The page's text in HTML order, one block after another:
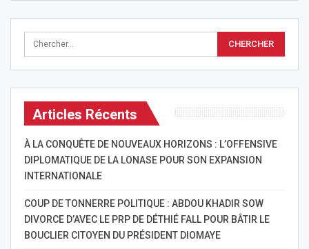
Articles Récents
À LA CONQUÊTE DE NOUVEAUX HORIZONS : L’OFFENSIVE
DIPLOMATIQUE DE LA LONASE POUR SON EXPANSION
INTERNATIONALE
COUP DE TONNERRE POLITIQUE : ABDOU KHADIR SOW
DIVORCE D’AVEC LE PRP DE DÉTHIÉ FALL POUR BÂTIR LE
BOUCLIER CITOYEN DU PRÉSIDENT DIOMAYE